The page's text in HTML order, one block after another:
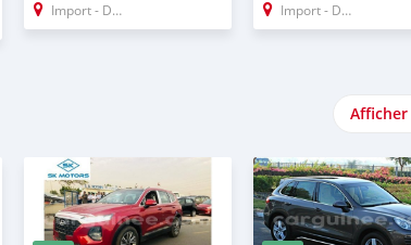
Import - Dubai Import - Dubai